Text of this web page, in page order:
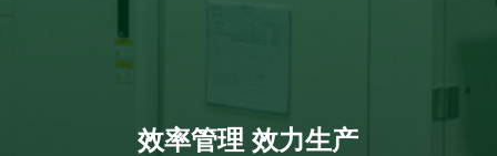
效率管理 效力生产